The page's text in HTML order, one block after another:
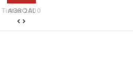
Tintas 2000